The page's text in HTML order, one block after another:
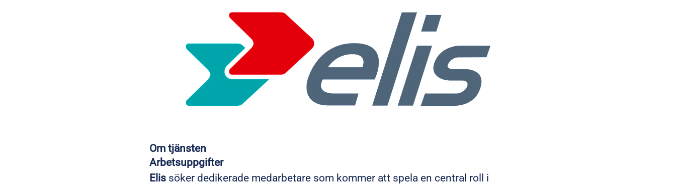
Om tjänsten
Arbetsuppgifter
Elis söker dedikerade medarbetare som kommer att spela en central roll i